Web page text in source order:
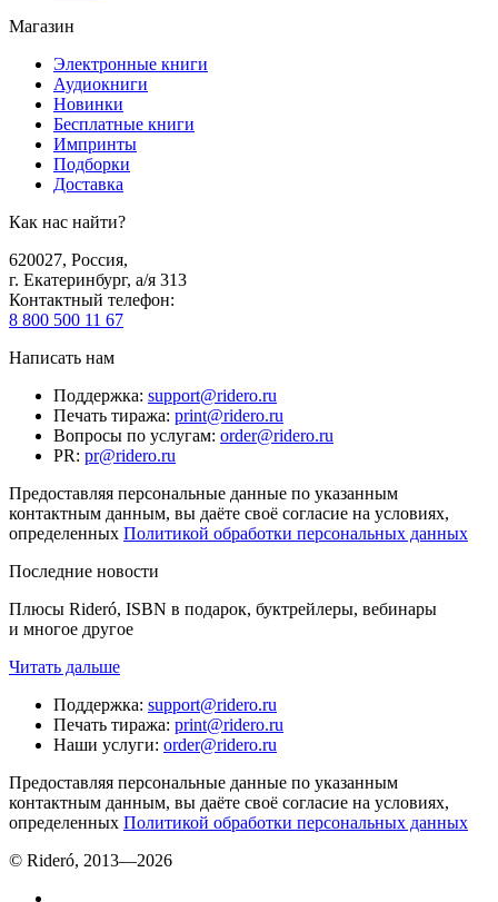
Магазин
Электронные книги
Аудиокниги
Новинки
Бесплатные книги
Импринты
Подборки
Доставка
Как нас найти?
620027, Россия,
г. Екатеринбург, а/я 313
Контактный телефон:
8 800 500 11 67
Написать нам
Поддержка: support@ridero.ru
Печать тиража: print@ridero.ru
Вопросы по услугам: order@ridero.ru
PR: pr@ridero.ru
Предоставляя персональные данные по указанным
контактным данным, вы даёте своё согласие на условиях,
определенных Политикой обработки персональных данных
Последние новости
Плюсы Rideró, ISBN в подарок, буктрейлеры, вебинары
и многое другое
Читать дальше
Поддержка: support@ridero.ru
Печать тиража: print@ridero.ru
Наши услуги: order@ridero.ru
Предоставляя персональные данные по указанным
контактным данным, вы даёте своё согласие на условиях,
определенных Политикой обработки персональных данных
© Rideró, 2013—2026